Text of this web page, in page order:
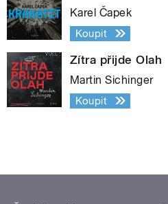
Karel Čapek
Koupit
Zítra přijde Olah
Martin Sichinger
Koupit